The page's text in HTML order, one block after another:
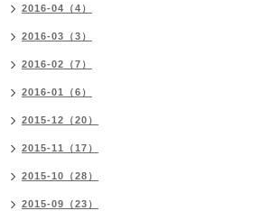
2016-04（4）
2016-03（3）
2016-02（7）
2016-01（6）
2015-12（20）
2015-11（17）
2015-10（28）
2015-09（23）